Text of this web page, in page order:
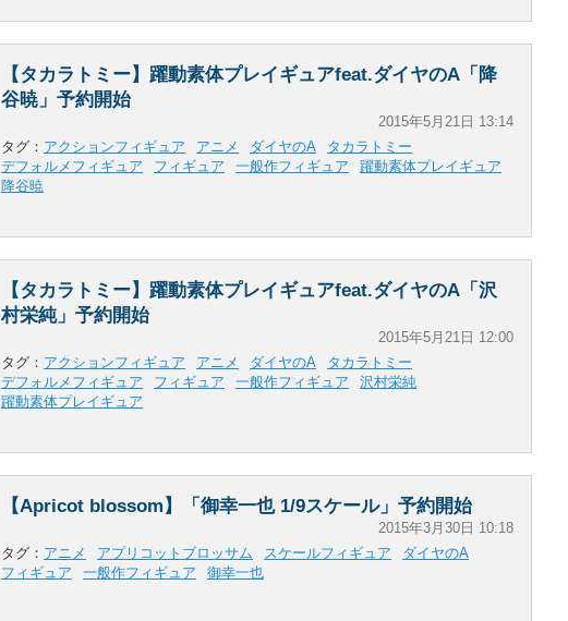
【タカラトミー】躍動素体プレイギュアfeat.ダイヤのA「降
谷暁」予約開始
2015年5月21日 13:14
タグ： アクションフィギュア アニメ ダイヤのA
タカラトミー
デフォルメフィギュア
フィギュア 一般作フィギュア
躍動素体プレイギュア
降谷暁
【タカラトミー】躍動素体プレイギュアfeat.ダイヤのA「沢
村栄純」予約開始
2015年5月21日 12:00
タグ： アクションフィギュア アニメ ダイヤのA
タカラトミー
デフォルメフィギュア
フィギュア 一般作フィギュア
沢村栄純
躍動素体プレイギュア
【Apricot blossom】「御幸一也 1/9スケール」予約開始
2015年3月30日 10:18
タグ： アニメ アプリコットブロッサム スケールフィギュア
ダイヤのA
フィギュア
一般作フィギュア 御幸一也